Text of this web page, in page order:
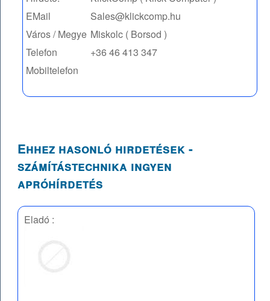
EMail
Sales@klickcomp.hu
Város / Megye Miskolc ( Borsod )
Telefon
+36 46 413 347
Mobiltelefon
Ehhez hasonló hirdetések -
számítástechnika ingyen
apróhírdetés
Eladó :